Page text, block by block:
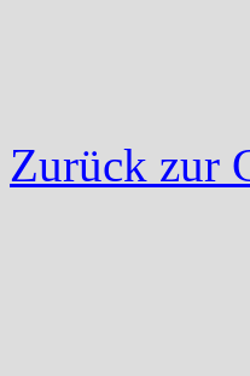
Zurück zur